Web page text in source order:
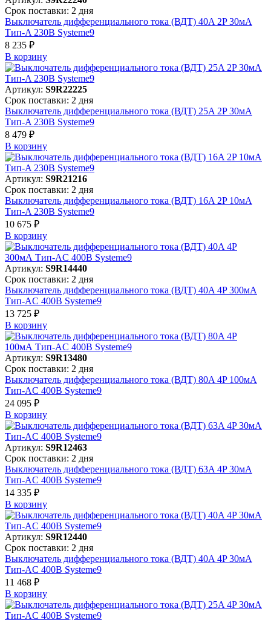
Срок поставки: 2 дня
Выключатель дифференциального тока (ВДТ) 40A 2P 30мА
Тип-A 230В Systeme9
8 235 ₽
В корзинy
Артикул: S9R22225
Срок поставки: 2 дня
Выключатель дифференциального тока (ВДТ) 25A 2P 30мА
Тип-A 230В Systeme9
8 479 ₽
В корзинy
Артикул: S9R21216
Срок поставки: 2 дня
Выключатель дифференциального тока (ВДТ) 16A 2P 10мА
Тип-A 230В Systeme9
10 675 ₽
В корзинy
Артикул: S9R14440
Срок поставки: 2 дня
Выключатель дифференциального тока (ВДТ) 40A 4P 300мА
Тип-AC 400В Systeme9
13 725 ₽
В корзинy
Артикул: S9R13480
Срок поставки: 2 дня
Выключатель дифференциального тока (ВДТ) 80A 4P 100мА
Тип-AC 400В Systeme9
24 095 ₽
В корзинy
Артикул: S9R12463
Срок поставки: 2 дня
Выключатель дифференциального тока (ВДТ) 63A 4P 30мА
Тип-AC 400В Systeme9
14 335 ₽
В корзинy
Артикул: S9R12440
Срок поставки: 2 дня
Выключатель дифференциального тока (ВДТ) 40A 4P 30мА
Тип-AC 400В Systeme9
11 468 ₽
В корзинy